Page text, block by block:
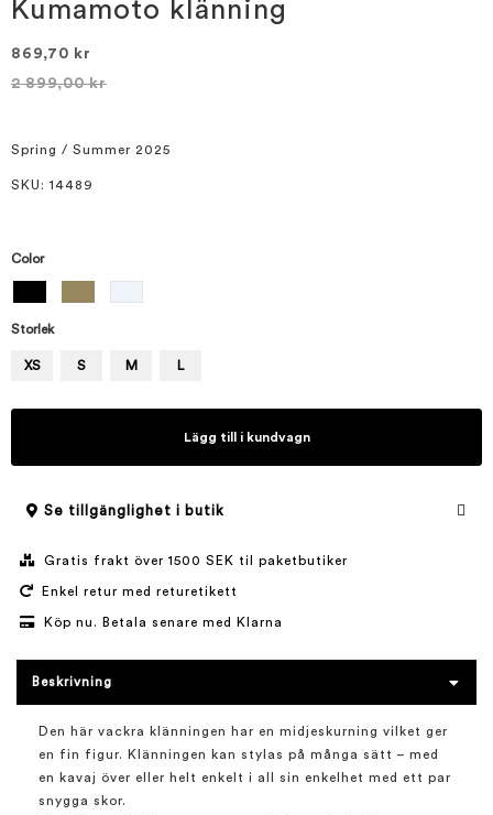
Kumamoto klänning
869,70 kr
2 899,00 kr
Spring / Summer 2025
SKU : 14489
Color
Storlek
XS S M L
Lägg till i kundvagn
Se tillgänglighet i butik
Gratis frakt över 1500 SEK til paketbutiker
Enkel retur med returetikett
Köp nu. Betala senare med Klarna
Beskrivning
Den här vackra klänningen har en midjeskurning vilket ger
en fin figur. Klänningen kan stylas på många sätt – med
en kavaj över eller helt enkelt i all sin enkelhet med ett par
snygga skor.